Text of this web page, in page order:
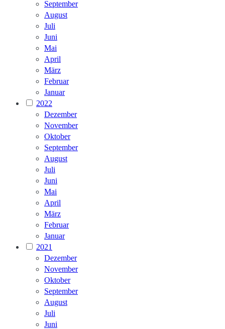
September
August
Juli
Juni
Mai
April
März
Februar
Januar
2022
Dezember
November
Oktober
September
August
Juli
Juni
Mai
April
März
Februar
Januar
2021
Dezember
November
Oktober
September
August
Juli
Juni